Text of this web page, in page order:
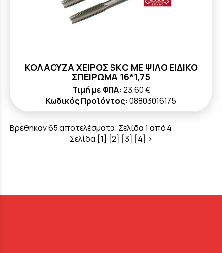
ΚΟΛΑΟΥΖΑ ΧΕΙΡΟΣ SKC ΜΕ ΨΙΛΟ ΕΙΔΙΚΟ
ΣΠΕΙΡΩΜΑ 16*1,75
Τιμή με ΦΠΑ: 23,60 €
Κωδικός Προϊόντος: 08803016175
Βρέθηκαν 65 αποτελέσματα. Σελίδα 1 από 4
Σελίδα [1] [2] [3] [4] >